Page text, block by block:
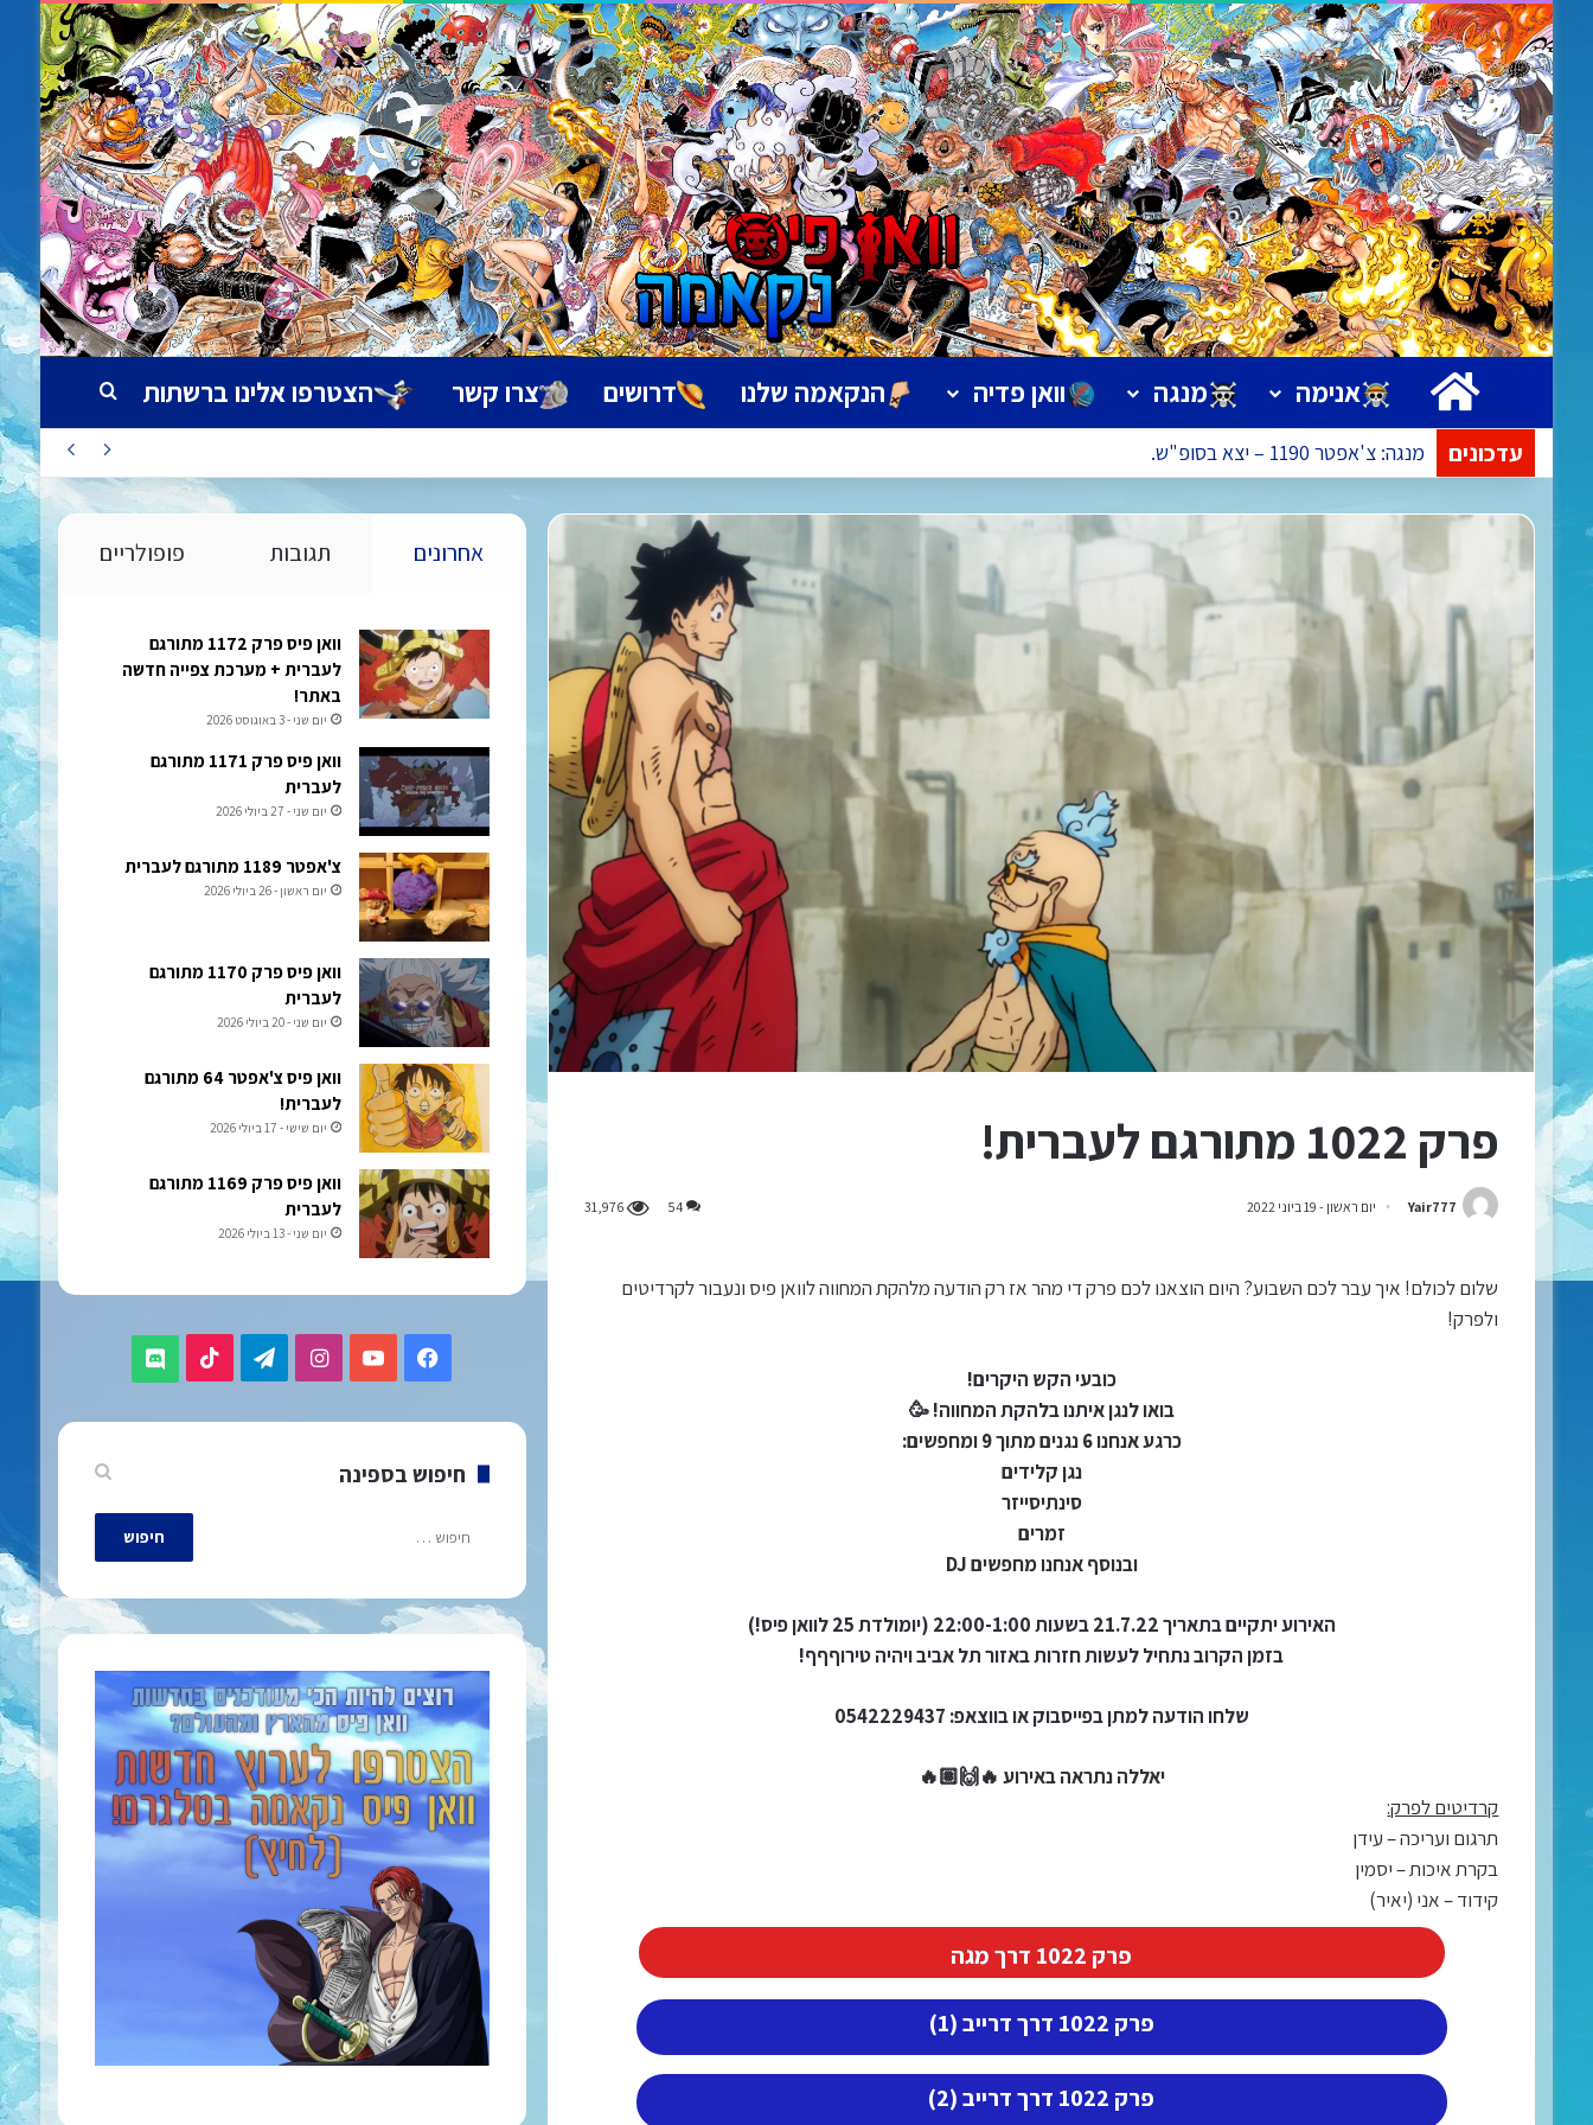
ראשי אנימה מנגה וואן פדיה הנקאמה שלנו דרושים צרו קשר הצטרפו אלינו ברשתות חיפוש עבור
עדכונים אנימה: פרק 1172 – הפרק בעריכה
פרק 1022 מתורגם לעברית!
Yair777 יום ראשון - 19 ביוני 2022 54
31,976
שלום לכולם! איך עבר לכם השבוע? היום הוצאנו לכם פרק די מהר אז רק הודעה מלהקת המחווה לוואן פיס ונעבור לקרדיטים
ולפרק!
כובעי הקש היקרים!
בואו לנגן איתנו בלהקת המחווה! 🥳
כרגע אנחנו 6 נגנים מתוך 9 ומחפשים:
נגן קלידים
סינתיסייזר
זמרים
ובנוסף אנחנו מחפשים DJ
האירוע יתקיים בתאריך 21.7.22 בשעות 22:00-1:00 (יומולדת 25 לוואן פיס!)
בזמן הקרוב נתחיל לעשות חזרות באזור תל אביב ויהיה טירוףףף!
שלחו הודעה למתן בפייסבוק או בווצאפ: 0542229437
יאללה נתראה באירוע 🔥🙌🏽🔥
קרדיטים לפרק:
תרגום ועריכה – עידן
בקרת איכות – יסמין
קידוד – אני (יאיר)
פרק 1022 דרך מגה
פרק 1022 דרך דרייב (1)
פרק 1022 דרך דרייב (2)
אחרונים תגובות פופולריים
וואן פיס פרק 1172 מתורגם
לעברית + מערכת צפייה חדשה
באתר!
יום שני - 3 באוגוסט 2026
וואן פיס פרק 1171 מתורגם
לעברית
יום שני - 27 ביולי 2026
צ'אפטר 1189 מתורגם לעברית
יום ראשון - 26 ביולי 2026
וואן פיס פרק 1170 מתורגם
לעברית
יום שני - 20 ביולי 2026
וואן פיס צ'אפטר 64 מתורגם
לעברית!
יום שישי - 17 ביולי 2026
וואן פיס פרק 1169 מתורגם
לעברית
יום שני - 13 ביולי 2026
Facebook
YouTube
Instagram
Telegram
TikTok
Discord
חיפוש בספינה
חיפוש: